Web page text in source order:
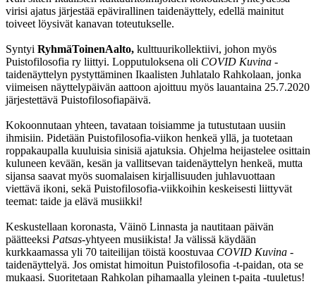
virisi ajatus järjestää epävirallinen taidenäyttely, edellä mainitut
toiveet löysivät kanavan toteutukselle.
Syntyi RyhmäToinenAalto, kulttuurikollektiivi, johon myös
Puistofilosofia ry liittyi. Lopputuloksena oli COVID Kuvina -
taidenäyttelyn pystyttäminen Ikaalisten Juhlatalo Rahkolaan, jonka
viimeisen näyttelypäivän aattoon ajoittuu myös lauantaina 25.7.2020
järjestettävä Puistofilosofiapäivä.
Kokoonnutaan yhteen, tavataan toisiamme ja tutustutaan uusiin
ihmisiin. Pidetään Puistofilosofia-viikon henkeä yllä, ja tuotetaan
roppakaupalla kuuluisia sinisiä ajatuksia. Ohjelma heijastelee osittain
kuluneen kevään, kesän ja vallitsevan taidenäyttelyn henkeä, mutta
sijansa saavat myös suomalaisen kirjallisuuden juhlavuottaan
viettävä ikoni, sekä Puistofilosofia-viikkoihin keskeisesti liittyvät
teemat: taide ja elävä musiikki!
Keskustellaan koronasta, Väinö Linnasta ja nautitaan päivän
päätteeksi Patsas-yhtyeen musiikista! Ja välissä käydään
kurkkaamassa yli 70 taiteilijan töistä koostuvaa COVID Kuvina -
taidenäyttelyä. Jos omistat himoitun Puistofilosofia -t-paidan, ota se
mukaasi. Suoritetaan Rahkolan pihamaalla yleinen t-paita -tuuletus!